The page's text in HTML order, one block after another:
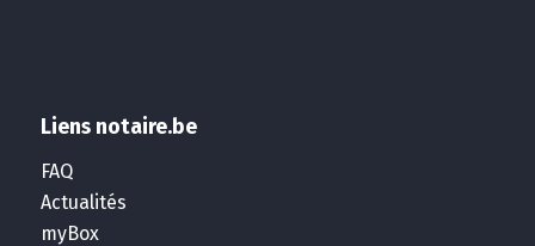
Liens notaire.be
FAQ
Actualités
myBox